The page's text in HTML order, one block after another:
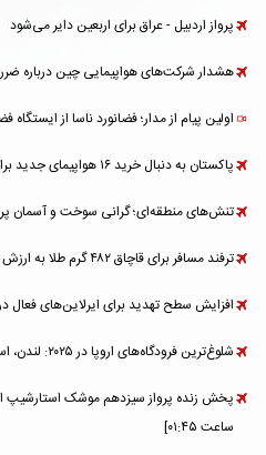
پرواز اردبیل - عراق برای اربعین دایر می‌شود
هشدار شرکت‌های هواپیمایی چین درباره
اولین پیام از مدار؛ فضانورد ناسا از
پاکستان به دنبال خرید ۱۶ هواپیمای جدید برای ناوگان PIA
تنش‌های منطقه‌ای؛ گرانی سوخت و آسمان
ترفند مسافر برای قاچاق ۴۸۲ گرم طلا به ارزش ۸۲ میلیارد ریال
افزایش سطح تهدید برای ایرلاین‌های فعال
شلوغ‌ترین فرودگاه‌های اروپا در ۲۰۲۵: لندن، استانبول و پاریس
پخش زنده پرواز سیزدهم موشک
ساعت ۰۱:۴۵]